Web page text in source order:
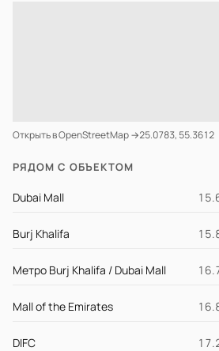
Открыть в OpenStreetMap →25.0783, 55.3612
РЯДОМ С ОБЪЕКТОМ
Dubai Mall
Burj Khalifa
Метро Burj Khalifa / Dubai Mall
Mall of the Emirates
DIFC